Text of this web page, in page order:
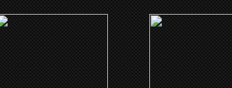
(2008)
Frontera límite
(2007)
Apoyo de vida